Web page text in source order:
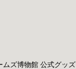
ムズ博物館 公式グッズ